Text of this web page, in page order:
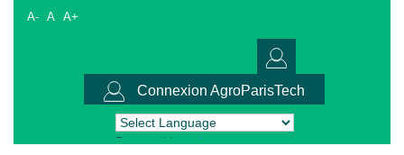
A- A A+
Connexion AgroParisTech
Powered by Translate